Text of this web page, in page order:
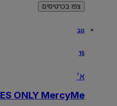
צפו בכרטיסים
נוב
15
א׳
ONLY MercyMe